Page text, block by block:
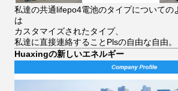
私達の共通lifepo4電池のタイプについての
は
カスタマイズされたタイプ、
私達に直接連絡することPlsの自由な自由。
Huaxingの新しいエネルギー